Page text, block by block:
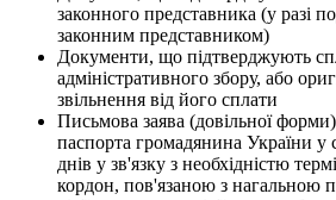
законного представника (у разі
законним представником)
Документи, що підтверджують
адміністративного збору, або
звільнення від його сплати
Письмова заява (довільної
паспорта громадянина України у
днів у зв'язку з необхідністю
кордон, пов'язаною з нагальною